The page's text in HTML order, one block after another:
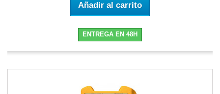
Añadir al carrito
ENTREGA EN 48H